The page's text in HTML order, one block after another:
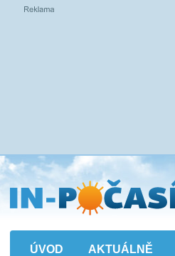
Přejít
na
hlavní
obsah
ÚVOD AKTUÁLNĚ